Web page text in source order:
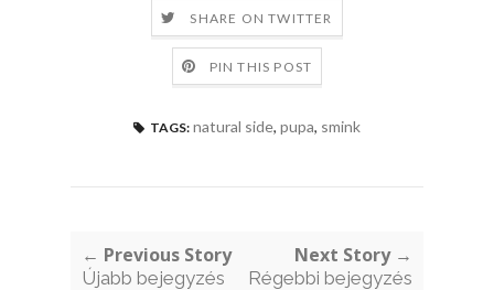
SHARE ON TWITTER
PIN THIS POST
TAGS: natural side, pupa, smink
← Previous Story
Újabb bejegyzés
Next Story →
Régebbi bejegyzés